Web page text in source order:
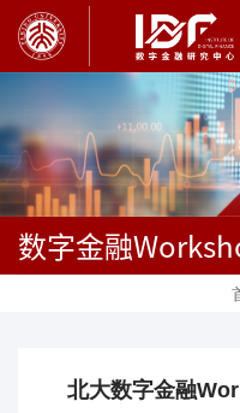
数字金融
北大数字金融